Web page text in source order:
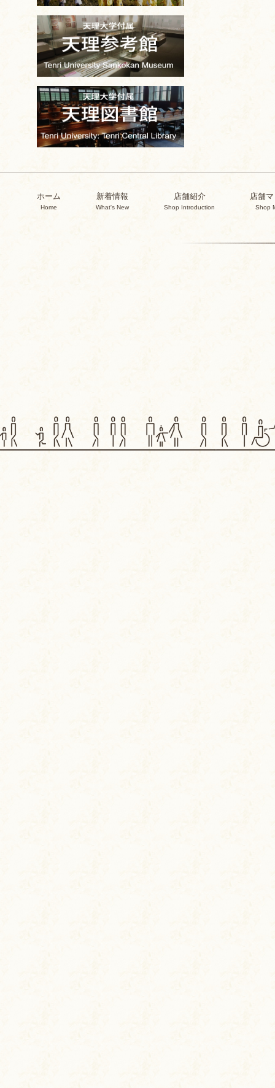
ホーム
Home
新着情報
What's New
店舗紹介
Shop Introduction
店舗
Shop